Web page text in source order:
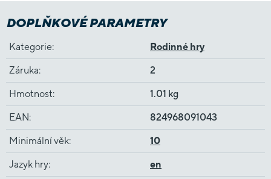
DOPLŇKOVÉ PARAMETRY
Kategorie: Rodinné hry
Záruka: 2
Hmotnost: 1.01 kg
EAN: 824968091043
Minimální věk: 10
Jazyk hry: en